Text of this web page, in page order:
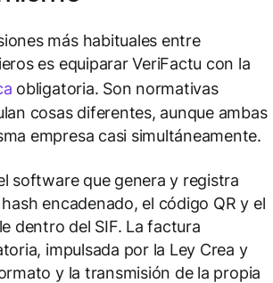
más habituales entre
es equiparar VeriFactu con la
obligatoria. Son normativas
cosas diferentes, aunque ambas
empresa casi simultáneamente.
software que genera y registra
encadenado, el código QR y el
dentro del SIF. La factura
impulsada por la Ley Crea y
y la transmisión de la propia